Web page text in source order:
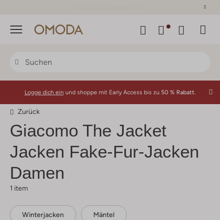
Menü
Logge dich ein und shoppe mit Early Access bis zu 50 % Rabatt.
Zurück
Giacomo The Jacket
Jacken Fake-Fur-Jacken
Damen
1 item
Winterjacken Mäntel